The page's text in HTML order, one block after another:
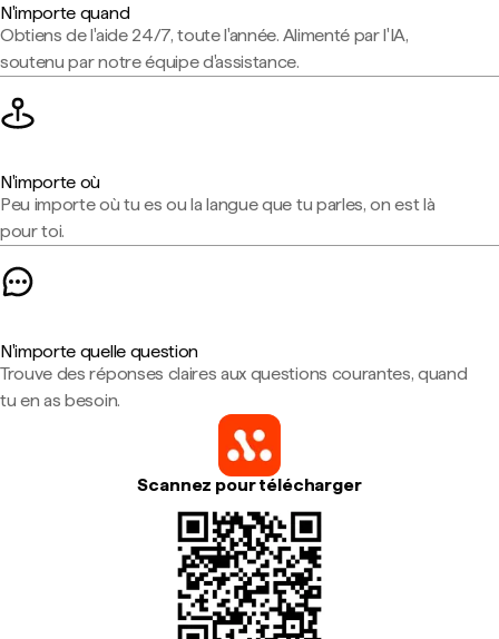
N'importe quand
Obtiens de l'aide 24/7, toute l'année. Alimenté par l'IA,
soutenu par notre équipe d'assistance.
N'importe où
Peu importe où tu es ou la langue que tu parles, on est là
pour toi.
N'importe quelle question
Trouve des réponses claires aux questions courantes, quand
tu en as besoin.
Scannez pour télécharger